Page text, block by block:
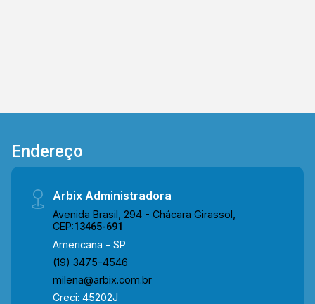
Endereço
Arbix Administradora
Avenida Brasil, 294 - Chácara Girassol,
CEP:13465-691
Americana - SP
(19) 3475-4546
milena@arbix.com.br
Creci: 45202J